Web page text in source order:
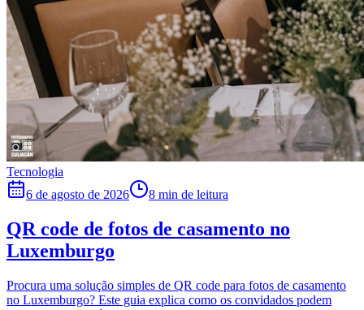
Tecnologia
6 de agosto de 2026
8 min de leitura
QR code de fotos de casamento no
Luxemburgo
Procura uma solução simples de QR code para fotos de casamento
no Luxemburgo? Este guia explica como os convidados podem